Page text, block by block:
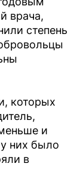
врача,
степень
которых
и
них было
в